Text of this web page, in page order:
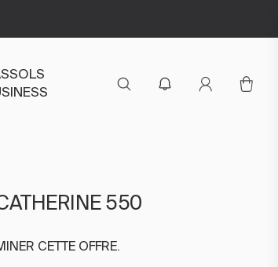
550
CETTE OFFRE.